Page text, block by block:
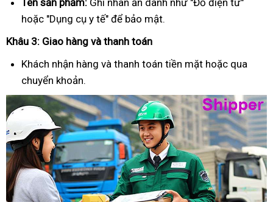
hoặc "Dụng cụ y tế" để bảo mật.
Khâu 3: Giao hàng và thanh toán
Khách nhận hàng và thanh toán tiền mặt hoặc qua
chuyển khoản.